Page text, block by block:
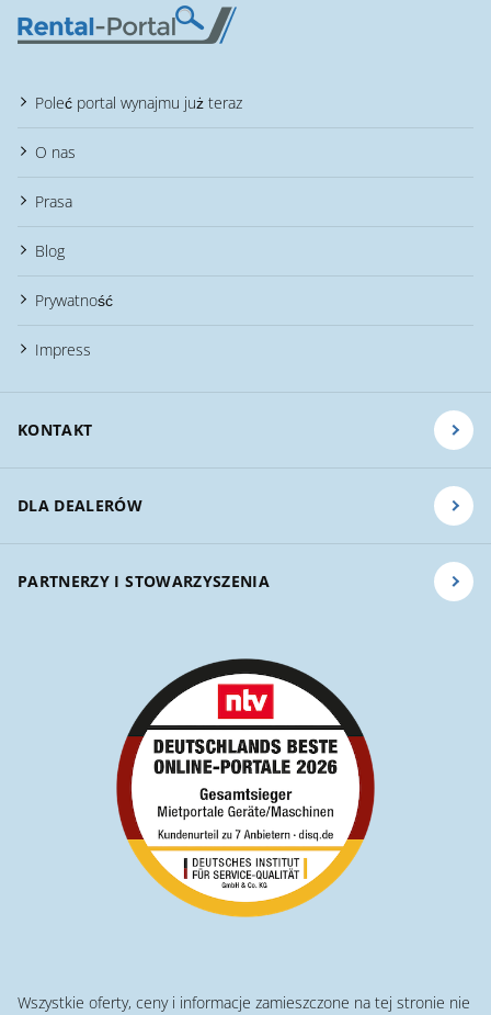
Poleć portal wynajmu już teraz
O nas
Prasa
Blog
Prywatność
Impress
KONTAKT
DLA DEALERÓW
PARTNERZY I STOWARZYSZENIA
Wszystkie oferty, ceny i informacje zamieszczone na tej stronie nie